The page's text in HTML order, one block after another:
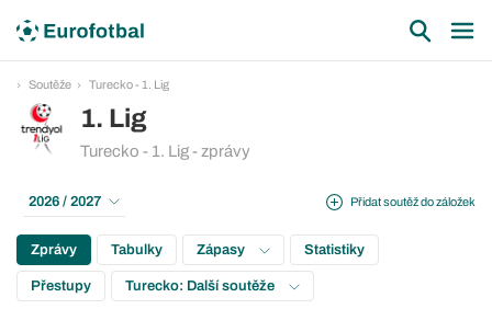
Soutěže Turecko - 1. Lig
1. Lig
Turecko - 1. Lig - zprávy
Přidat soutěž do záložek
2026 / 2027
Zprávy Tabulky Zápasy Statistiky
Přestupy Turecko: Další soutěže